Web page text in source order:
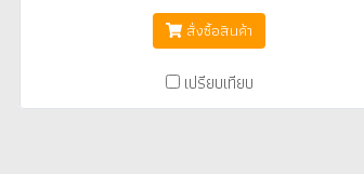
สั่งซื้อสินค้า
เปรียบเทียบ